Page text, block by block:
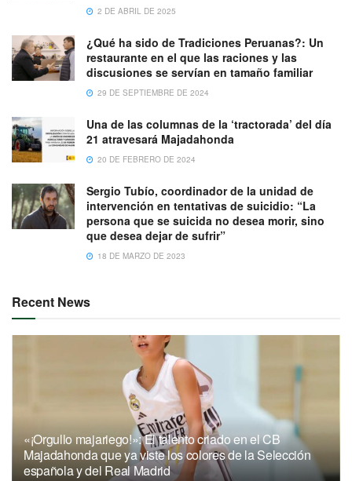
2 DE ABRIL DE 2025
¿Qué ha sido de Tradiciones Peruanas?: Un
restaurante en el que las raciones y las
discusiones se servían en tamaño familiar
29 DE SEPTIEMBRE DE 2024
Una de las columnas de la ‘tractorada’ del día
21 atravesará Majadahonda
20 DE FEBRERO DE 2024
Sergio Tubío, coordinador de la unidad de
intervención en tentativas de suicidio: “La
persona que se suicida no desea morir, sino
que desea dejar de sufrir”
18 DE MARZO DE 2023
Recent News
«¡Orgullo majariego!»: El talento criado en el CB
Majadahonda que ya viste los colores de la Selección
española y del Real Madrid